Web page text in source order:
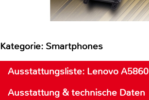
Kategorie: Smartphones
Ausstattungsliste: Lenovo A5860
Ausstattung & technische Daten